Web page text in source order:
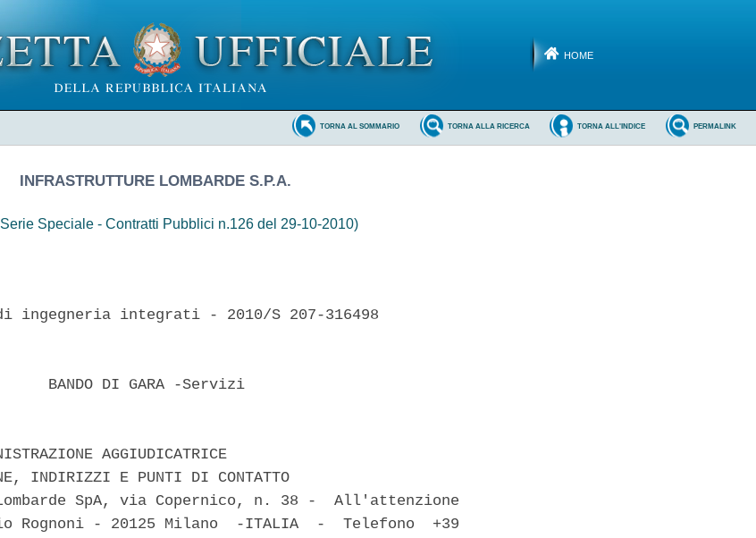
HOME
PERMALINK
TORNA ALL'INDICE
TORNA ALLA RICERCA
TORNA AL SOMMARIO
INFRASTRUTTURE LOMBARDE S.P.A.
Serie Speciale - Contratti Pubblici n.126 del 29-10-2010)